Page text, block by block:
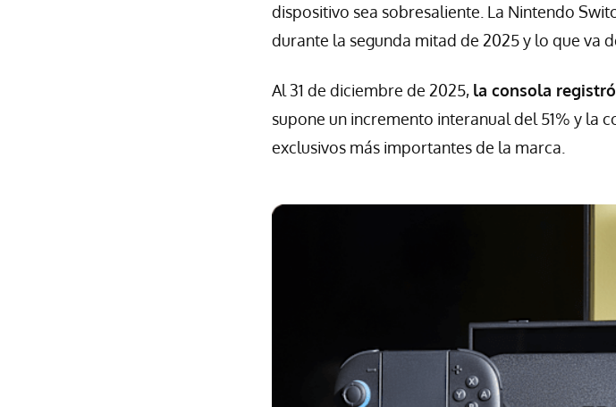
dispositivo sea sobresaliente. La Nintendo
durante la segunda mitad de 2025 y lo que va
Al 31 de diciembre de 2025, la consola
supone un incremento interanual del 51% y la
exclusivos más importantes de la marca.